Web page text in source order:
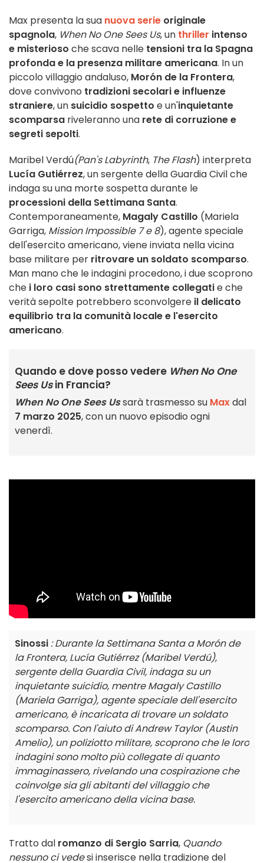
Max presenta la sua nuova serie originale
spagnola, When No One Sees Us, un thriller intenso
e misterioso che scava nelle tensioni tra la Spagna
profonda e la presenza militare americana. In un
piccolo villaggio andaluso, Morón de la Frontera,
dove convivono tradizioni secolari e influenze
straniere, un suicidio sospetto e un'inquietante
scomparsa riveleranno una rete di corruzione e
segreti sepolti.
Maribel Verdú(Pan's Labyrinth, The Flash) interpreta
Lucía Gutiérrez, un sergente della Guardia Civil che
indaga su una morte sospetta durante le
processioni della Settimana Santa.
Contemporaneamente, Magaly Castillo (Mariela
Garriga, Mission Impossible 7 e 8), agente speciale
dell'esercito americano, viene inviata nella vicina
base militare per ritrovare un soldato scomparso.
Man mano che le indagini procedono, i due scoprono
che i loro casi sono strettamente collegatie che
verità sepolte potrebbero sconvolgere il delicato
equilibrio tra la comunità locale e l'esercito
americano.
Quando e dove posso vedere When No One
Sees Usin Francia?
When No One Sees Ussarà trasmesso su Maxdal
7 marzo 2025, con un nuovo episodio ogni
venerdì.
Sinossi : Durante la Settimana Santa a Morón de
la Frontera, Lucía Gutiérrez (Maribel Verdú),
sergente della Guardia Civil, indaga su un
inquietante suicidio, mentre Magaly Castillo
(Mariela Garriga), agente speciale dell'esercito
americano, è incaricata di trovare un soldato
scomparso. Con l'aiuto di Andrew Taylor (Austin
Amelio), un poliziotto militare, scoprono che le loro
indagini sono molto più collegate di quanto
immaginassero, rivelando una cospirazione che
coinvolge sia gli abitanti del villaggio che
l'esercito americano della vicina base.
Tratto dal romanzo di Sergio Sarria, Quando
nessuno ci vedesi inserisce nella tradizione del